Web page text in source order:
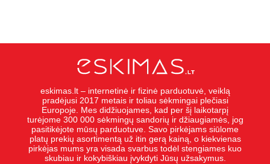
eskimas.lt – internetinė ir fizinė parduotuvė, veiklą
pradėjusi 2017 metais ir toliau sėkmingai plečiasi
Europoje. Mes didžiuojames, kad per šį laikotarpį
turėjome 300 000 sėkmingų sandorių ir džiaugiamės, jog
pasitikėjote mūsų parduotuve. Savo pirkėjams siūlome
platų prekių asortimentą už itin gerą kainą, o kiekvienas
pirkėjas mums yra visada svarbus todėl stengiames kuo
skubiau ir kokybiškiau įvykdyti Jūsų užsakymus.